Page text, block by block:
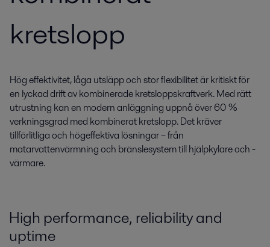
kretslopp
Hög effektivitet, låga utsläpp och stor flexibilitet är kritiskt för
en lyckad drift av kombinerade kretsloppskraftverk. Med rätt
utrustning kan en modern anläggning uppnå över 60 %
verkningsgrad med kombinerat kretslopp. Det kräver
tillförlitliga och högeffektiva lösningar – från
matarvattenvärmning och bränslesystem till hjälpkylare och -
värmare.
High performance, reliability and
uptime